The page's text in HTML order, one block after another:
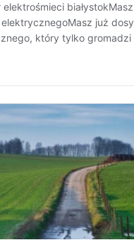
już
który tylko gromadzi